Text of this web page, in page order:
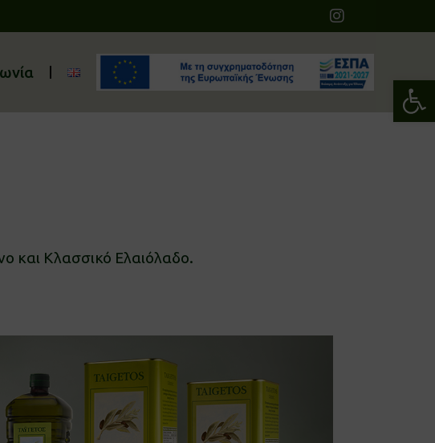
και Κλασσικό Ελαιόλαδο.